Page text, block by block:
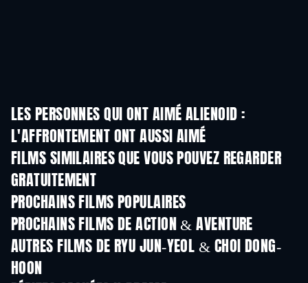
LES PERSONNES QUI ONT AIMÉ ALIENOID :
L'AFFRONTEMENT ONT AUSSI AIMÉ
FILMS SIMILAIRES QUE VOUS POUVEZ REGARDER
GRATUITEMENT
PROCHAINS FILMS POPULAIRES
PROCHAINS FILMS DE ACTION & AVENTURE
AUTRES FILMS DE RYU JUN-YEOL & CHOI DONG-
HOON